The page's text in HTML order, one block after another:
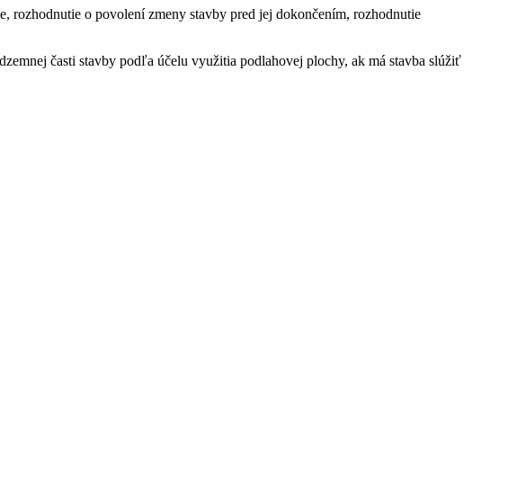
rozhodnutie o povolení zmeny stavby pred jej dokončením, rozhodnutie
časti stavby podľa účelu využitia podlahovej plochy, ak má stavba slúžiť